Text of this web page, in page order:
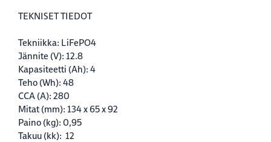
TEKNISET TIEDOT
Tekniikka: LiFePO4
Jännite (V): 12.8
Kapasiteetti (Ah): 4
Teho (Wh): 48
CCA (A): 280
Mitat (mm): 134 x 65 x 92
Paino (kg): 0,95
Takuu (kk): 12